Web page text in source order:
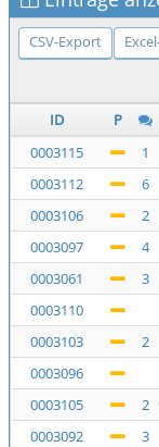
CSV-Export
ID P
0003115
1
0003112
6
0003106
2
0003097
4
0003061
3
0003110
0003103
2
0003096
0003105
2
0003092
3